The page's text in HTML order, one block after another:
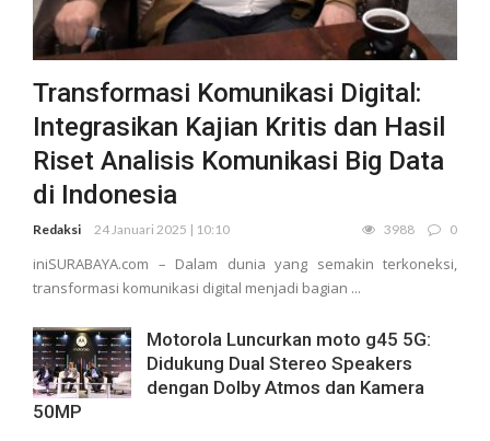
Transformasi Komunikasi Digital:
Integrasikan Kajian Kritis dan Hasil
Riset Analisis Komunikasi Big Data
di Indonesia
Redaksi 24 Januari 2025 | 10:10 3988 0
iniSURABAYA.com – Dalam dunia yang semakin terkoneksi,
transformasi komunikasi digital menjadi bagian ...
Motorola Luncurkan moto g45 5G:
Didukung Dual Stereo Speakers
dengan Dolby Atmos dan Kamera
50MP